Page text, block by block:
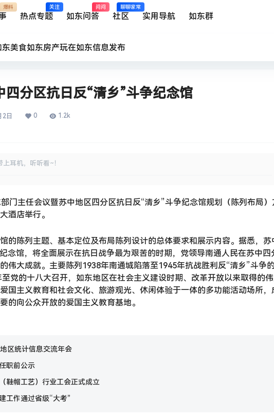
爆料
热点专题
关注
如东问答
问问
社区
聊聊家常
实用导航 如东群
东美食如东房产玩在如东信息发布
四分区抗日反“清乡”斗争纪念馆
2日 0 1.2k
耳机，听听看~！
门主任会议暨苏中地区四分区抗日反“清乡”斗争纪念馆规划（陈列布局
酒店举行。
的陈列主题、基本定位及布局陈列设计的总体要求和展示内容。据悉，苏
念馆，将全面展示在抗日战争最为艰苦的时期，党领导南通人民在苏中四
伟大成就。主要陈列1938年南通城陷落至1945年抗战胜利反“清乡”斗争的
党的十八大召开，如东地区在社会主义建设时期、改革开放以来取得的
国主义教育和社会文化、旅游观光、休闲体验于一体的多功能活动场所，
的向公众开放的爱国主义教育基地。
区统计信息交流年会
职前公示
鞋帽工艺）行业工会正式成立
工作通过省级“大考”